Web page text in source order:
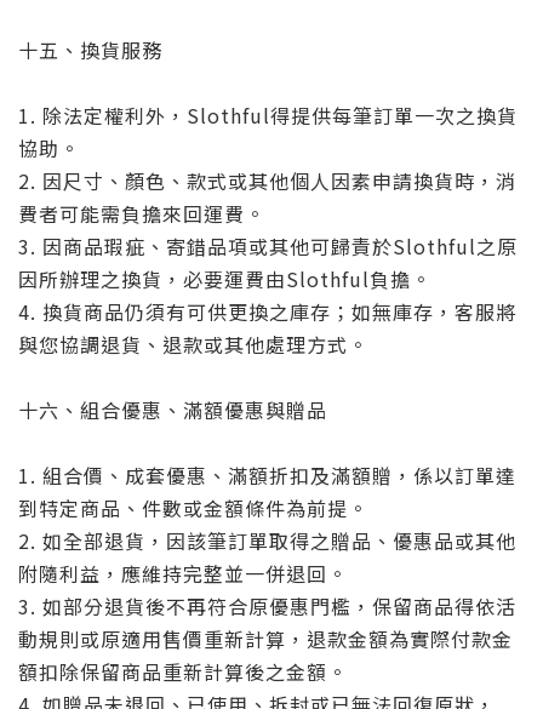
十五、換貨服務
1. 除法定權利外，Slothful得提供每筆訂單一次之換貨
協助。
2. 因尺寸、顏色、款式或其他個人因素申請換貨時，消
費者可能需負擔來回運費。
3. 因商品瑕疵、寄錯品項或其他可歸責於Slothful之原
因所辦理之換貨，必要運費由Slothful負擔。
4. 換貨商品仍須有可供更換之庫存；如無庫存，客服將
與您協調退貨、退款或其他處理方式。
十六、組合優惠、滿額優惠與贈品
1. 組合價、成套優惠、滿額折扣及滿額贈，係以訂單達
到特定商品、件數或金額條件為前提。
2. 如全部退貨，因該筆訂單取得之贈品、優惠品或其他
附隨利益，應維持完整並一併退回。
3. 如部分退貨後不再符合原優惠門檻，保留商品得依活
動規則或原適用售價重新計算，退款金額為實際付款金
額扣除保留商品重新計算後之金額。